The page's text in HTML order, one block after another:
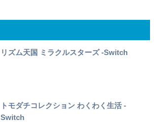
リズム天国 ミラクルスターズ -Switch
トモダチコレクション わくわく生活 -
Switch